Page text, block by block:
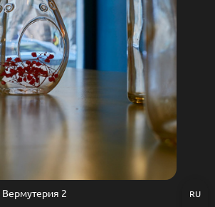
Вермутерия 2
RU